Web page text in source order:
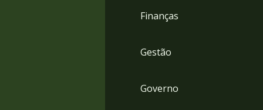
Finanças
Gestão
Governo